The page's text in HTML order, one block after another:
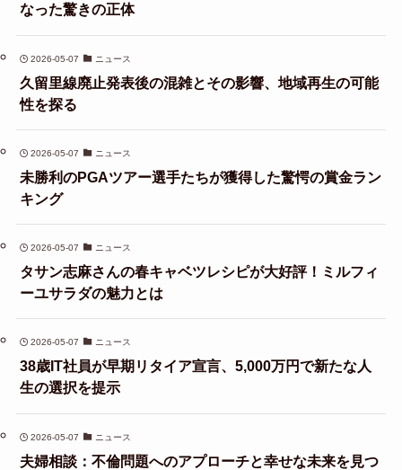
なった驚きの正体
2026-05-07 ニュース
久留里線廃止発表後の混雑とその影響、地域再生の可能
性を探る
2026-05-07 ニュース
未勝利のPGAツアー選手たちが獲得した驚愕の賞金ラン
キング
2026-05-07 ニュース
タサン志麻さんの春キャベツレシピが大好評！ミルフィ
ーユサラダの魅力とは
2026-05-07 ニュース
38歳IT社員が早期リタイア宣言、5,000万円で新たな人
生の選択を提示
2026-05-07 ニュース
夫婦相談：不倫問題へのアプローチと幸せな未来を見つ